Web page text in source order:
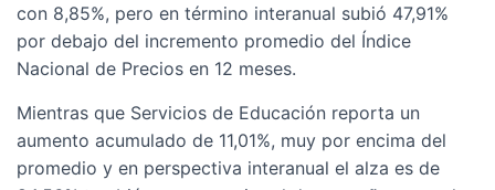
con 8,85%, pero en término interanual subió 47,91%
por debajo del incremento promedio del Índice
Nacional de Precios en 12 meses.
Mientras que Servicios de Educación reporta un
aumento acumulado de 11,01%, muy por encima del
promedio y en perspectiva interanual el alza es de